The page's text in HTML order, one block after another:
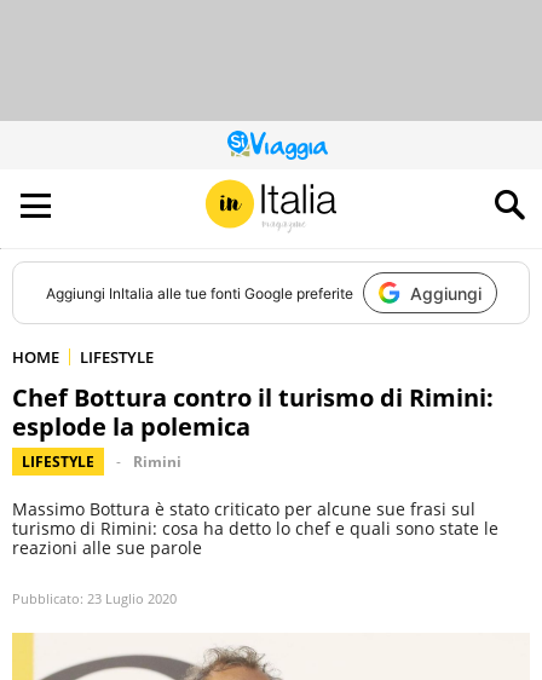
QUESTO
SITO
CONTRIBUISCE
ALL’AUDIENCE
DI
Aggiungi InItalia alle tue fonti Google preferite Aggiungi
HOME LIFESTYLE
Chef Bottura contro il turismo di Rimini:
esplode la polemica
LIFESTYLE Rimini
Massimo Bottura è stato criticato per alcune sue frasi sul
turismo di Rimini: cosa ha detto lo chef e quali sono state le
reazioni alle sue parole
Pubblicato: 23 Luglio 2020